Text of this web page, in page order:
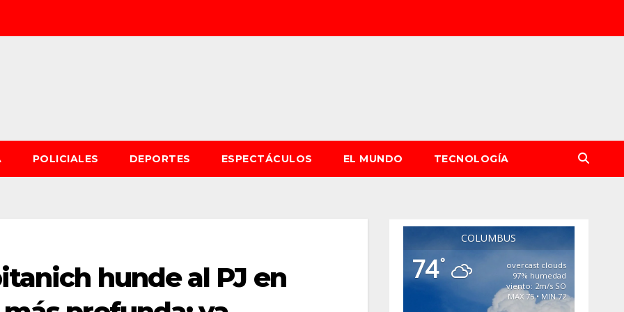
POLICIALES DEPORTES ESPECTÁCULOS EL MUNDO TECNOLOGÍA
hunde al PJ en
COLUMBUS
74°
overcast clouds
97% humedad
viento: 2m/s SO
MAX 75 • MIN 72